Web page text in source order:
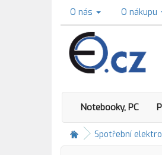
O nás O nákupu
Notebooky, PC
Spotřební elektro